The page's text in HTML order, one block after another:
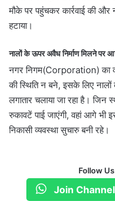
मौके पर पहुंचकर कार्रवाई की
हटाया।
नालों के ऊपर अवैध निर्माण मिलने पर आगे
नगर निगम(Corporation) का
की स्थिति न बने, इसके लिए
लगातार चलाया जा रहा है। जिन
रुकावटें पाई जाएंगी, वहां आगे भी
निकासी व्यवस्था सुचारु बनी रहे।
Follow
Join Channel